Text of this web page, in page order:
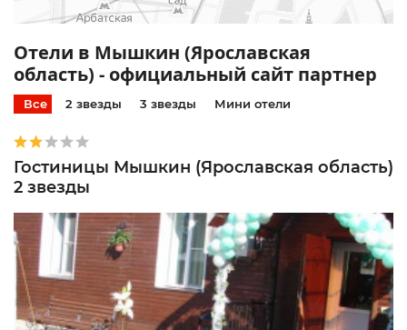
Отели в Мышкин (Ярославская
область) - официальный сайт партнер
Все 2 звезды 3 звезды Мини отели
Гостиницы Мышкин (Ярославская область)
2 звезды